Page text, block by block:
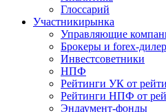
Глоссарий
Участникирынка
Управляющие
Брокеры и forex-
Инвестсоветники
НПФ
Рейтинги УК от
Рейтинги НПФ от
Эндаумент-фонды